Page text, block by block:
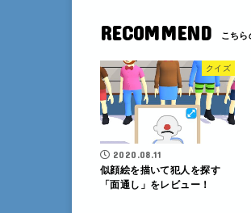
RECOMMEND
クイズ
2020.08.11
似顔絵を描いて犯人を探す
「面通し」をレビュー！